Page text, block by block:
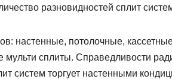
разновидностей сплит
настенные, потолочные,
мульти сплиты. Справедливости
систем торгует настенными